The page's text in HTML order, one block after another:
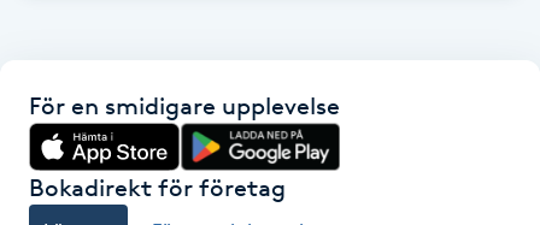
Gravidyoga
Gruppträning
För en smidigare upplevelse
Bokadirekt för företag